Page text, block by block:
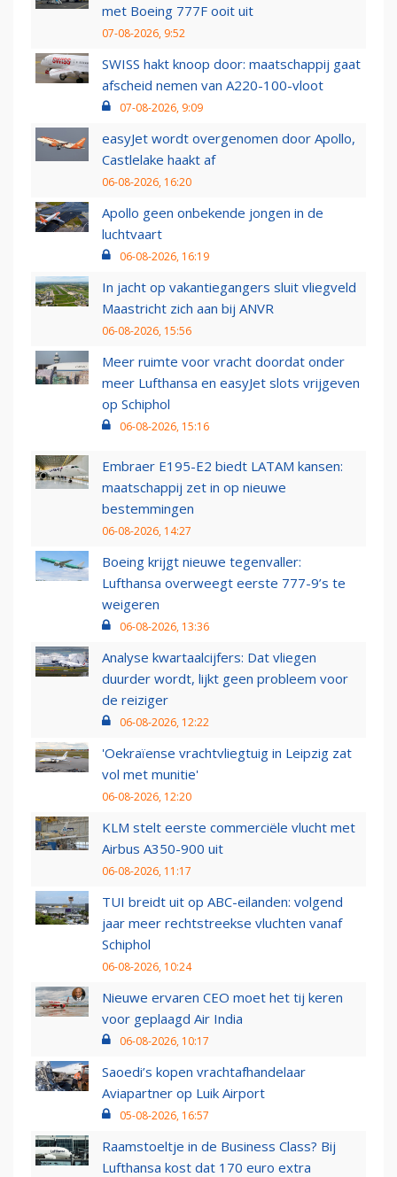
met Boeing 777F ooit uit
07-08-2026, 9:52
SWISS hakt knoop door: maatschappij gaat
afscheid nemen van A220-100-vloot
07-08-2026, 9:09
easyJet wordt overgenomen door Apollo,
Castlelake haakt af
06-08-2026, 16:20
Apollo geen onbekende jongen in de
luchtvaart
06-08-2026, 16:19
In jacht op vakantiegangers sluit vliegveld
Maastricht zich aan bij ANVR
06-08-2026, 15:56
Meer ruimte voor vracht doordat onder
meer Lufthansa en easyJet slots vrijgeven
op Schiphol
06-08-2026, 15:16
Embraer E195-E2 biedt LATAM kansen:
maatschappij zet in op nieuwe
bestemmingen
06-08-2026, 14:27
Boeing krijgt nieuwe tegenvaller:
Lufthansa overweegt eerste 777-9’s te
weigeren
06-08-2026, 13:36
Analyse kwartaalcijfers: Dat vliegen
duurder wordt, lijkt geen probleem voor
de reiziger
06-08-2026, 12:22
'Oekraïense vrachtvliegtuig in Leipzig zat
vol met munitie'
06-08-2026, 12:20
KLM stelt eerste commerciële vlucht met
Airbus A350-900 uit
06-08-2026, 11:17
TUI breidt uit op ABC-eilanden: volgend
jaar meer rechtstreekse vluchten vanaf
Schiphol
06-08-2026, 10:24
Nieuwe ervaren CEO moet het tij keren
voor geplaagd Air India
06-08-2026, 10:17
Saoedi’s kopen vrachtafhandelaar
Aviapartner op Luik Airport
05-08-2026, 16:57
Raamstoeltje in de Business Class? Bij
Lufthansa kost dat 170 euro extra